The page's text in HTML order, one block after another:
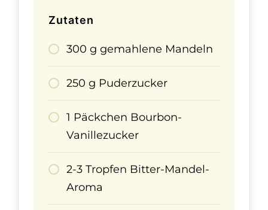
Zutaten
300 g gemahlene Mandeln
250 g Puderzucker
1 Päckchen Bourbon-
Vanillezucker
2-3 Tropfen Bitter-Mandel-
Aroma